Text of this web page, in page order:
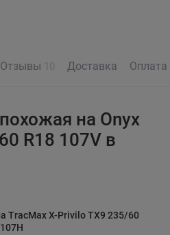
Отзывы 10 Доставка Оплата
на Onyx
R18 107V в
TracMax X-Privilo TX9 235/60